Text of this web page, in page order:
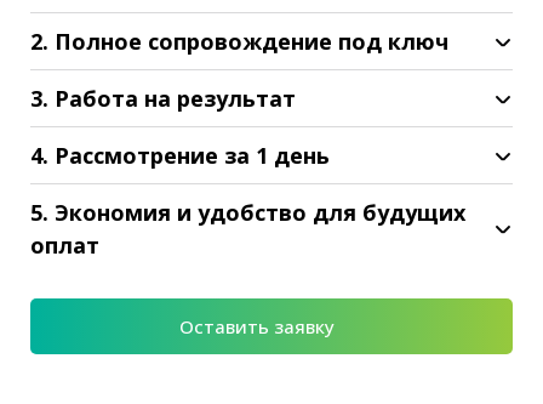
2. Полное сопровождение под ключ
3. Работа на результат
4. Рассмотрение за 1 день
5. Экономия и удобство для будущих
оплат
Оставить заявку